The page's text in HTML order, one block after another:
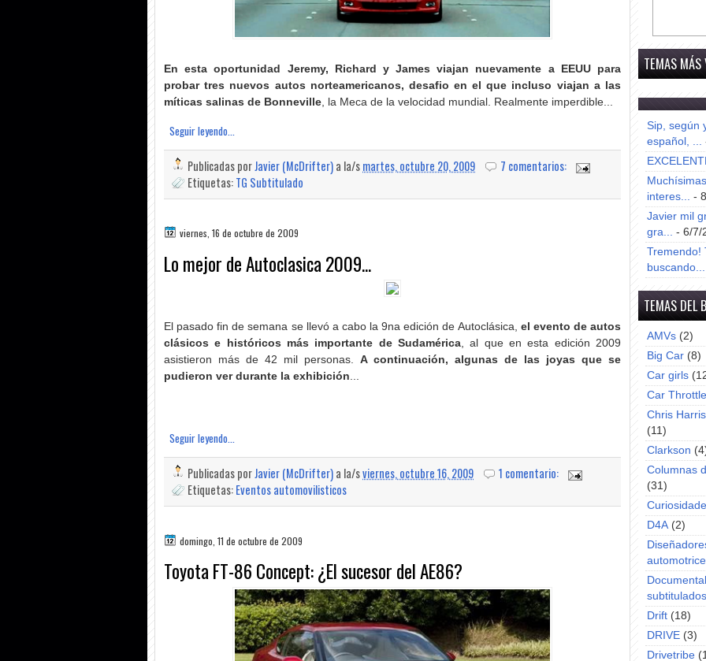
En esta oportunidad Jeremy, Richard y James viajan nuevamente a EEUU para
probar tres nuevos autos norteamericanos, desafio en el que incluso viajan a las
míticas salinas de Bonneville, la Meca de la velocidad mundial. Realmente imperdible...
Seguir leyendo...
Publicadas porJavier (McDrifter)a la/smartes, octubre 20, 2009
7 comentarios:
Etiquetas:TG Subtitulado
viernes, 16 de octubre de 2009
Lo mejor de Autoclasica 2009...
El pasado fin de semana se llevó a cabo la 9na edición de Autoclásica, el evento de autos
clásicos e históricos más importante de Sudamérica, al que en esta edición 2009
asistieron más de 42 mil personas. A continuación, algunas de las joyas que se
pudieron ver durante la exhibición...
Seguir leyendo...
Publicadas porJavier (McDrifter)a la/sviernes, octubre 16, 2009
1 comentario:
Etiquetas:Eventos automovilisticos
domingo, 11 de octubre de 2009
Toyota FT-86 Concept: ¿El sucesor del AE86?
TEMAS MÁS
Sip, según
español, ...
interes... -
Javier mil
gra... - 6/7/
Tremendo!
buscando...
TEMAS DEL
AMVs (2)
Big Car (8)
Car girls
Car Throttle
Chris
(11)
Clarkson
Columnas
(31)
D4A (2)
subtitulados
Drift (18)
DRIVE (3)
Drivetribe